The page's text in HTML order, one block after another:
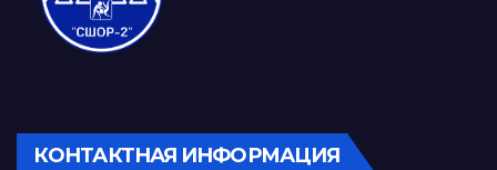
КОНТАКТНАЯ ИНФОРМАЦИЯ